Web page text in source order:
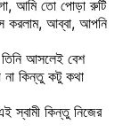
আমি তো পোড়া রুটি
করলাম, আব্বা, আপনি
আসলেই বেশ
না কিন্তু কটু কথা
স্বামী কিন্তু নিজের